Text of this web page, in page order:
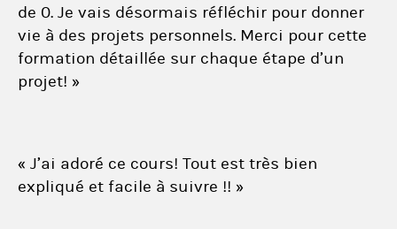
de 0. Je vais désormais réfléchir pour donner
vie à des projets personnels. Merci pour cette
formation détaillée sur chaque étape d’un
projet! »
« J’ai adoré ce cours! Tout est très bien
expliqué et facile à suivre !! »